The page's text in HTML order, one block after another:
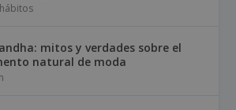
mitos y verdades sobre el
natural de moda